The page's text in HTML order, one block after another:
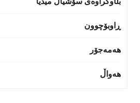
ڕاوبۆچوون
هەمەجۆر
هەواڵ